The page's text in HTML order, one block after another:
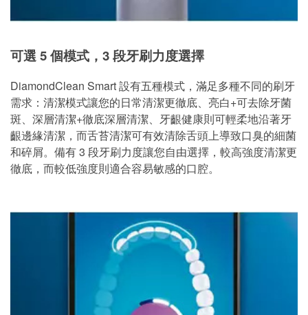
可選 5 個模式，3 段牙刷力度選擇
DiamondClean Smart 設有五種模式，滿足多種不同的刷牙
需求：清潔模式讓您的日常清潔更徹底、亮白+可去除牙菌
斑、深層清潔+徹底深層清潔、牙齦健康則可輕柔地沿著牙
齦邊緣清潔，而舌苔清潔可有效清除舌頭上導致口臭的細菌
和碎屑。備有 3 段牙刷力度讓您自由選擇，較高強度清潔更
徹底，而較低強度則適合容易敏感的口腔。